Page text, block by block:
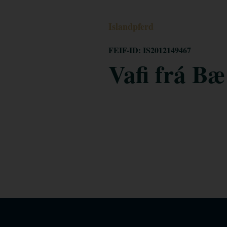
Islandpferd
FEIF-ID: IS2012149467
Vafi frá